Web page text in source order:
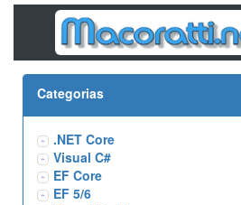
Categorias
.NET Core
Visual C#
EF Core
EF 5/6